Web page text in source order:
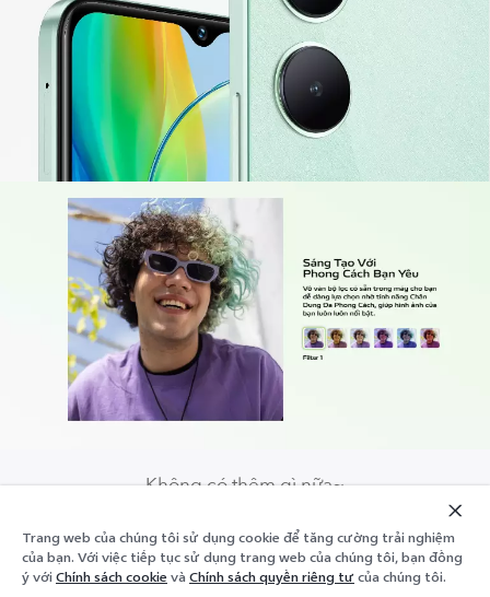
Không có thêm gì nữa~
Kệ dưới vào
Trang web của chúng tôi sử dụng cookie để tăng cường trải nghiệm
của bạn. Với việc tiếp tục sử dụng trang web của chúng tôi, bạn đồng
ý với Chính sách cookievà Chính sách quyền riêng tưcủa chúng tôi.